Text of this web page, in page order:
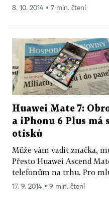
8. 10. 2014 ▪ 7 min. čtení
Huawei Mate 7:
a iPhonu 6 Plus má
otisků
Může vám vadit značka,
Přesto Huawei Ascend
telefonům na trhu. Pro
17. 9. 2014 ▪ 9 min. čtení